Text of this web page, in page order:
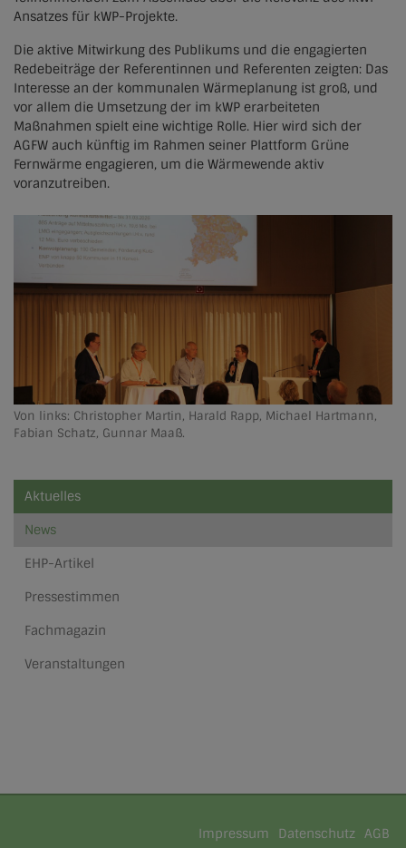
Aktuelles
News
EHP-Artikel
Pressestimmen
Fachmagazin
Veranstaltungen
Ansatzes für kWP-Projekte.
Die aktive Mitwirkung des Publikums und die engagierten
Redebeiträge der Referentinnen und Referenten zeigten: Das
Interesse an der kommunalen Wärmeplanung ist groß, und
vor allem die Umsetzung der im kWP erarbeiteten
Maßnahmen spielt eine wichtige Rolle. Hier wird sich der
AGFW auch künftig im Rahmen seiner Plattform Grüne
Fernwärme engagieren, um die Wärmewende aktiv
voranzutreiben.
Von links: Christopher Martin, Harald Rapp, Michael Hartmann,
Fabian Schatz, Gunnar Maaß.
Impressum Datenschutz AGB